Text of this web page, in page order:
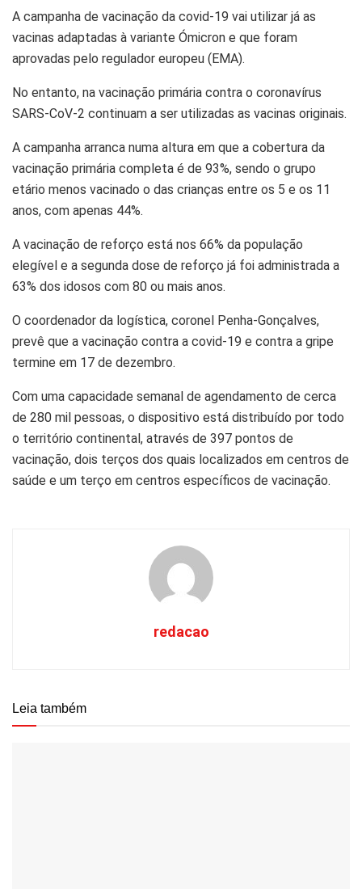
A campanha de vacinação da covid-19 vai utilizar já as
vacinas adaptadas à variante Ómicron e que foram
aprovadas pelo regulador europeu (EMA).
No entanto, na vacinação primária contra o coronavírus
SARS-CoV-2 continuam a ser utilizadas as vacinas originais.
A campanha arranca numa altura em que a cobertura da
vacinação primária completa é de 93%, sendo o grupo
etário menos vacinado o das crianças entre os 5 e os 11
anos, com apenas 44%.
A vacinação de reforço está nos 66% da população
elegível e a segunda dose de reforço já foi administrada a
63% dos idosos com 80 ou mais anos.
O coordenador da logística, coronel Penha-Gonçalves,
prevê que a vacinação contra a covid-19 e contra a gripe
termine em 17 de dezembro.
Com uma capacidade semanal de agendamento de cerca
de 280 mil pessoas, o dispositivo está distribuído por todo
o território continental, através de 397 pontos de
vacinação, dois terços dos quais localizados em centros de
saúde e um terço em centros específicos de vacinação.
redacao
Leia também